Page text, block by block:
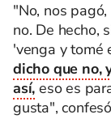
"No, nos
no. De hecho,
'venga y tomé
dicho que no,
así, eso es
gusta",